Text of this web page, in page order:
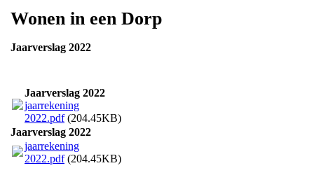
Wonen in een Dorp
Jaarverslag 2022
Jaarverslag 2022
jaarrekening
2022.pdf(204.45KB)
Jaarverslag 2022
jaarrekening
2022.pdf(204.45KB)